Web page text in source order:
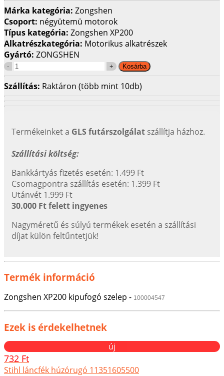
Márka kategória: Zongshen
Csoport: négyütemü motorok
Típus kategória: Zongshen XP200
Alkatrészkategória: Motorikus alkatrészek
Gyártó: ZONGSHEN
Szállítás: Raktáron (több mint 10db)
Termékeinket a GLS futárszolgálat szállítja házhoz.
Szállítási költség:
Bankkártyás fizetés esetén: 1.499 Ft
Csomagpontra szállítás esetén: 1.399 Ft
Utánvét 1.999 Ft
30.000 Ft felett ingyenes
Nagyméretű és súlyú termékek esetén a szállítási
díjat külön feltűntetjük!
Termék információ
Zongshen XP200 kipufogó szelep - 100004547
Ezek is érdekelhetnek
új
732 Ft
Stihl láncfék húzórugó 11351605500